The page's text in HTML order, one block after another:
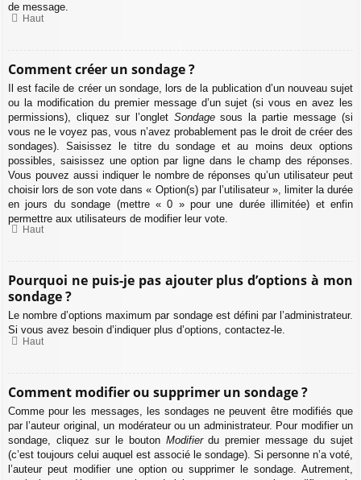
de message.
Haut
Comment créer un sondage ?
Il est facile de créer un sondage, lors de la publication d’un nouveau sujet
ou la modification du premier message d’un sujet (si vous en avez les
permissions), cliquez sur l’onglet Sondagesous la partie message (si
vous ne le voyez pas, vous n’avez probablement pas le droit de créer des
sondages). Saisissez le titre du sondage et au moins deux options
possibles, saisissez une option par ligne dans le champ des réponses.
Vous pouvez aussi indiquer le nombre de réponses qu’un utilisateur peut
choisir lors de son vote dans « Option(s) par l’utilisateur », limiter la durée
en jours du sondage (mettre « 0 » pour une durée illimitée) et enfin
permettre aux utilisateurs de modifier leur vote.
Haut
Pourquoi ne puis-je pas ajouter plus d’options à mon
sondage ?
Le nombre d’options maximum par sondage est défini par l’administrateur.
Si vous avez besoin d’indiquer plus d’options, contactez-le.
Haut
Comment modifier ou supprimer un sondage ?
Comme pour les messages, les sondages ne peuvent être modifiés que
par l’auteur original, un modérateur ou un administrateur. Pour modifier un
sondage, cliquez sur le bouton Modifierdu premier message du sujet
(c’est toujours celui auquel est associé le sondage). Si personne n’a voté,
l’auteur peut modifier une option ou supprimer le sondage. Autrement,